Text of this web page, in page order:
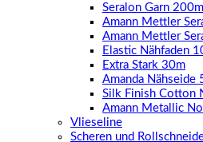
Seralon Garn
Amann Mettler
Amann Mettler
Elastic Nähfaden
Extra Stark 30m
Amanda Nähseide
Silk Finish Cotton
Amann Metallic
Vlieseline
Scheren und